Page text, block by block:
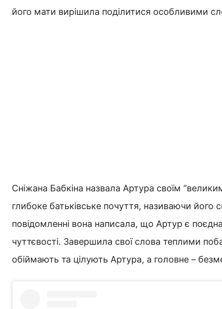
його мати вирішила поділитися особливими
Сніжана Бабкіна назвала Артура своїм
глибоке батьківське почуття, називаючи
повідомленні вона написала, що Артур є
чуттєвості. Завершила свої слова теплими
обіймають та цілують Артура, а головне –